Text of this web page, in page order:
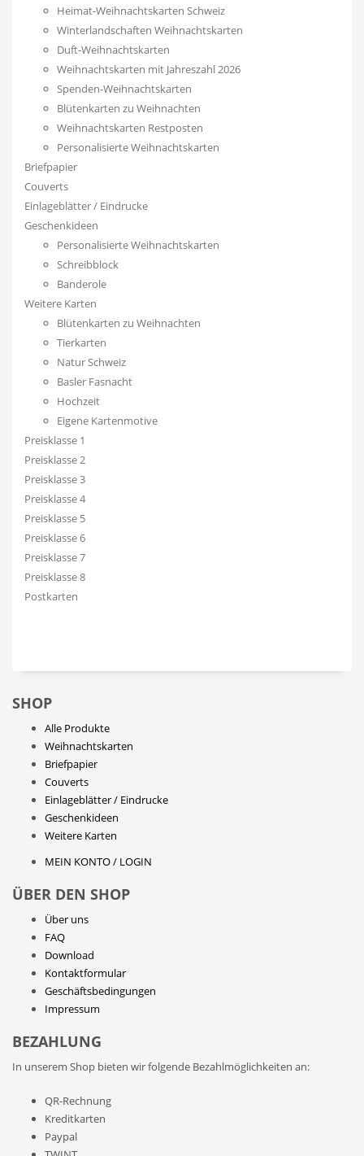
Heimat-Weihnachtskarten Schweiz
Winterlandschaften Weihnachtskarten
Duft-Weihnachtskarten
Weihnachtskarten mit Jahreszahl 2026
Spenden-Weihnachtskarten
Blütenkarten zu Weihnachten
Weihnachtskarten Restposten
Personalisierte Weihnachtskarten
Briefpapier
Couverts
Einlageblätter / Eindrucke
Geschenkideen
Personalisierte Weihnachtskarten
Schreibblock
Banderole
Weitere Karten
Blütenkarten zu Weihnachten
Tierkarten
Natur Schweiz
Basler Fasnacht
Hochzeit
Eigene Kartenmotive
Preisklasse 1
Preisklasse 2
Preisklasse 3
Preisklasse 4
Preisklasse 5
Preisklasse 6
Preisklasse 7
Preisklasse 8
Postkarten
SHOP
Alle Produkte
Weihnachtskarten
Briefpapier
Couverts
Einlageblätter / Eindrucke
Geschenkideen
Weitere Karten
MEIN KONTO / LOGIN
ÜBER DEN SHOP
Über uns
FAQ
Download
Kontaktformular
Geschäftsbedingungen
Impressum
BEZAHLUNG
In unserem Shop bieten wir folgende Bezahlmöglichkeiten an:
QR-Rechnung
Kreditkarten
Paypal